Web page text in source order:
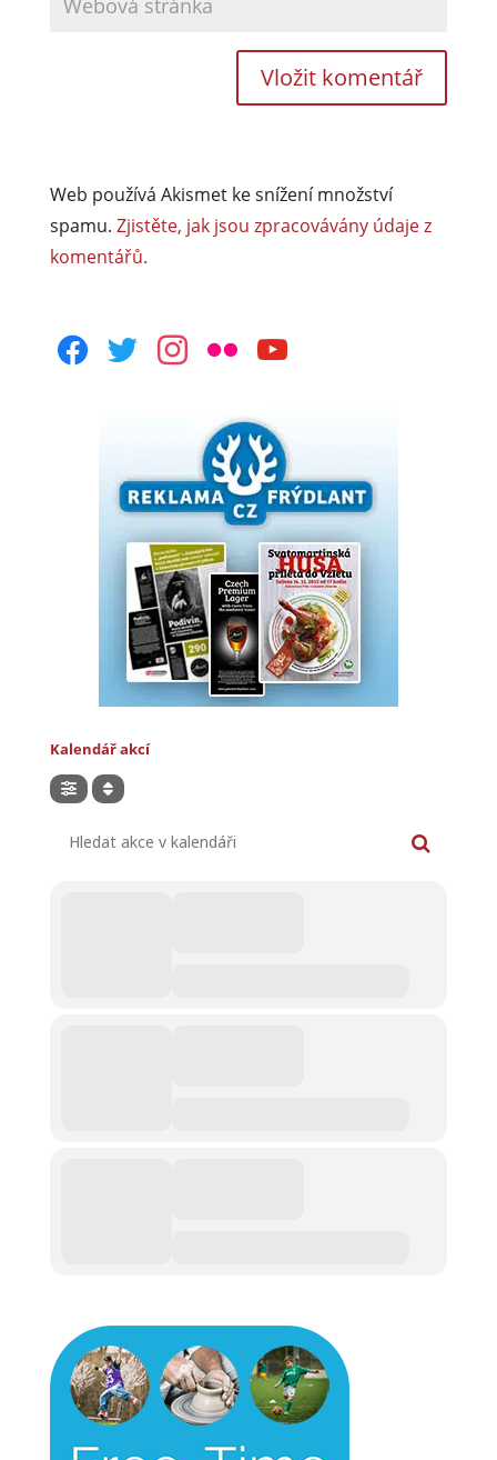
Web používá Akismet ke snížení množství
spamu. Zjistěte, jak jsou zpracovávány údaje z
komentářů.
facebooktwitterinstagram
flickr youtube
Kalendář akcí